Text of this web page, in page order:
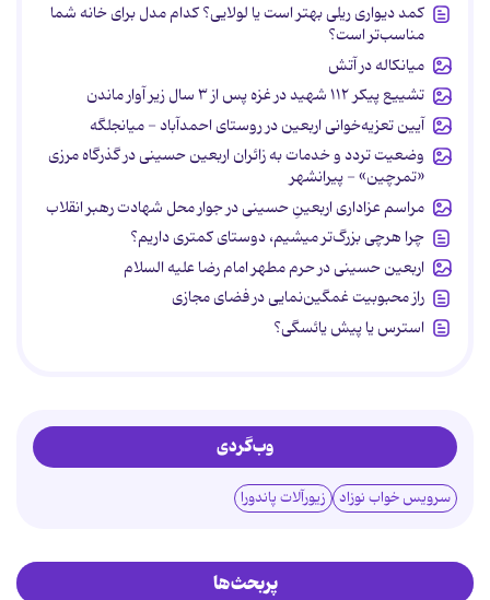
کمد دیواری ریلی بهتر است یا لولایی؟ کدام مدل برای خانه شما
مناسب‌تر است؟
میانکاله در آتش
تشییع پیکر ۱۱۲ شهید در غزه پس از ۳ سال زیر آوار ماندن
آیین تعزیه‌خوانی اربعین در روستای احمدآباد - میانجلگه
وضعیت تردد و خدمات به زائران اربعین حسینی در گذرگاه مرزی
«تمرچین» - پیرانشهر
مراسم عزاداری اربعینِ حسینی در جوار محل شهادت رهبر انقلاب
چرا هرچی بزرگ‌تر میشیم، دوستای کمتری داریم؟
اربعین حسینی در حرم مطهر امام رضا علیه السلام
راز محبوبیت غمگین‌نمایی در فضای مجازی
استرس یا پیش یائسگی؟
وب‌گردی
سرویس خواب نوزاد زیورآلات پاندورا
پربحث‌ها